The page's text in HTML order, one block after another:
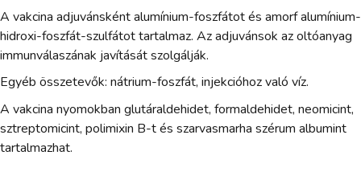
A vakcina adjuvánsként alumínium-foszfátot és amorf alumínium-
hidroxi-foszfát-szulfátot tartalmaz. Az adjuvánsok az oltóanyag
immunválaszának javítását szolgálják.
Egyéb összetevők: nátrium-foszfát, injekcióhoz való víz.
A vakcina nyomokban glutáraldehidet, formaldehidet, neomicint,
sztreptomicint, polimixin B-t és szarvasmarha szérum albumint
tartalmazhat.